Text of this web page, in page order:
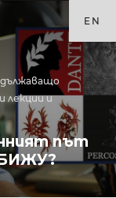
EN
лекции и
път